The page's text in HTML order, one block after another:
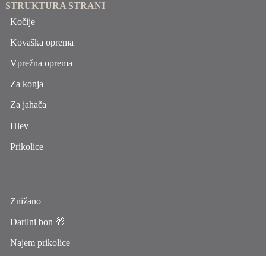
STRUKTURA STRANI
Kočije
Kovaška oprema
Vprežna oprema
Za konja
Za jahača
Hlev
Prikolice
Znižano
Darilni bon 🎁
Najem prikolice